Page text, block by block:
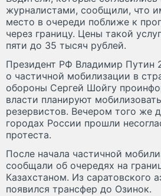
журналистами, сообщили, что
место в очереди поближе к
через границу. Цены такой
пяти до 35 тысяч рублей.
Президент РФ Владимир Путин
о частичной мобилизации в
обороны Сергей Шойгу
власти планируют
резервистов. Вечером того же
городах России прошли
протеста.
После начала частичной
сообщали об очередях на
Казахстаном. Из саратовского
появился трансфер до Озинок.